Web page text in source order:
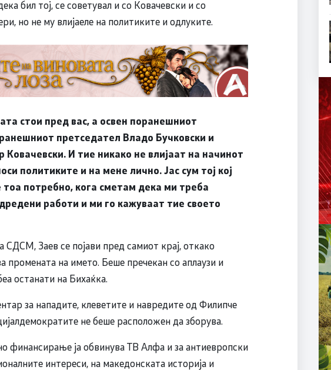
бил тој, се советувал и со Ковачевски и со
но не му влијаеле на политиките и одлуките.
стои пред вас, а освен поранешниот
претседател Владо Бучковски и
И тие никако не влијаат на начинот
политиките и на мене лично. Јас сум тој кој
потребно, кога сметам дека ми треба
работи и ми го кажуваат тие своето
СДСМ, Заев се појави пред самиот крај, откако
промената на името. Беше пречекан со аплаузи и
останати на Бихаќка.
за нападите, клеветите и навредите од Филипче
не беше расположен да зборува.
финансирање ја обвинува ТВ Алфа и за антиевропски
интереси, на македонската историја и